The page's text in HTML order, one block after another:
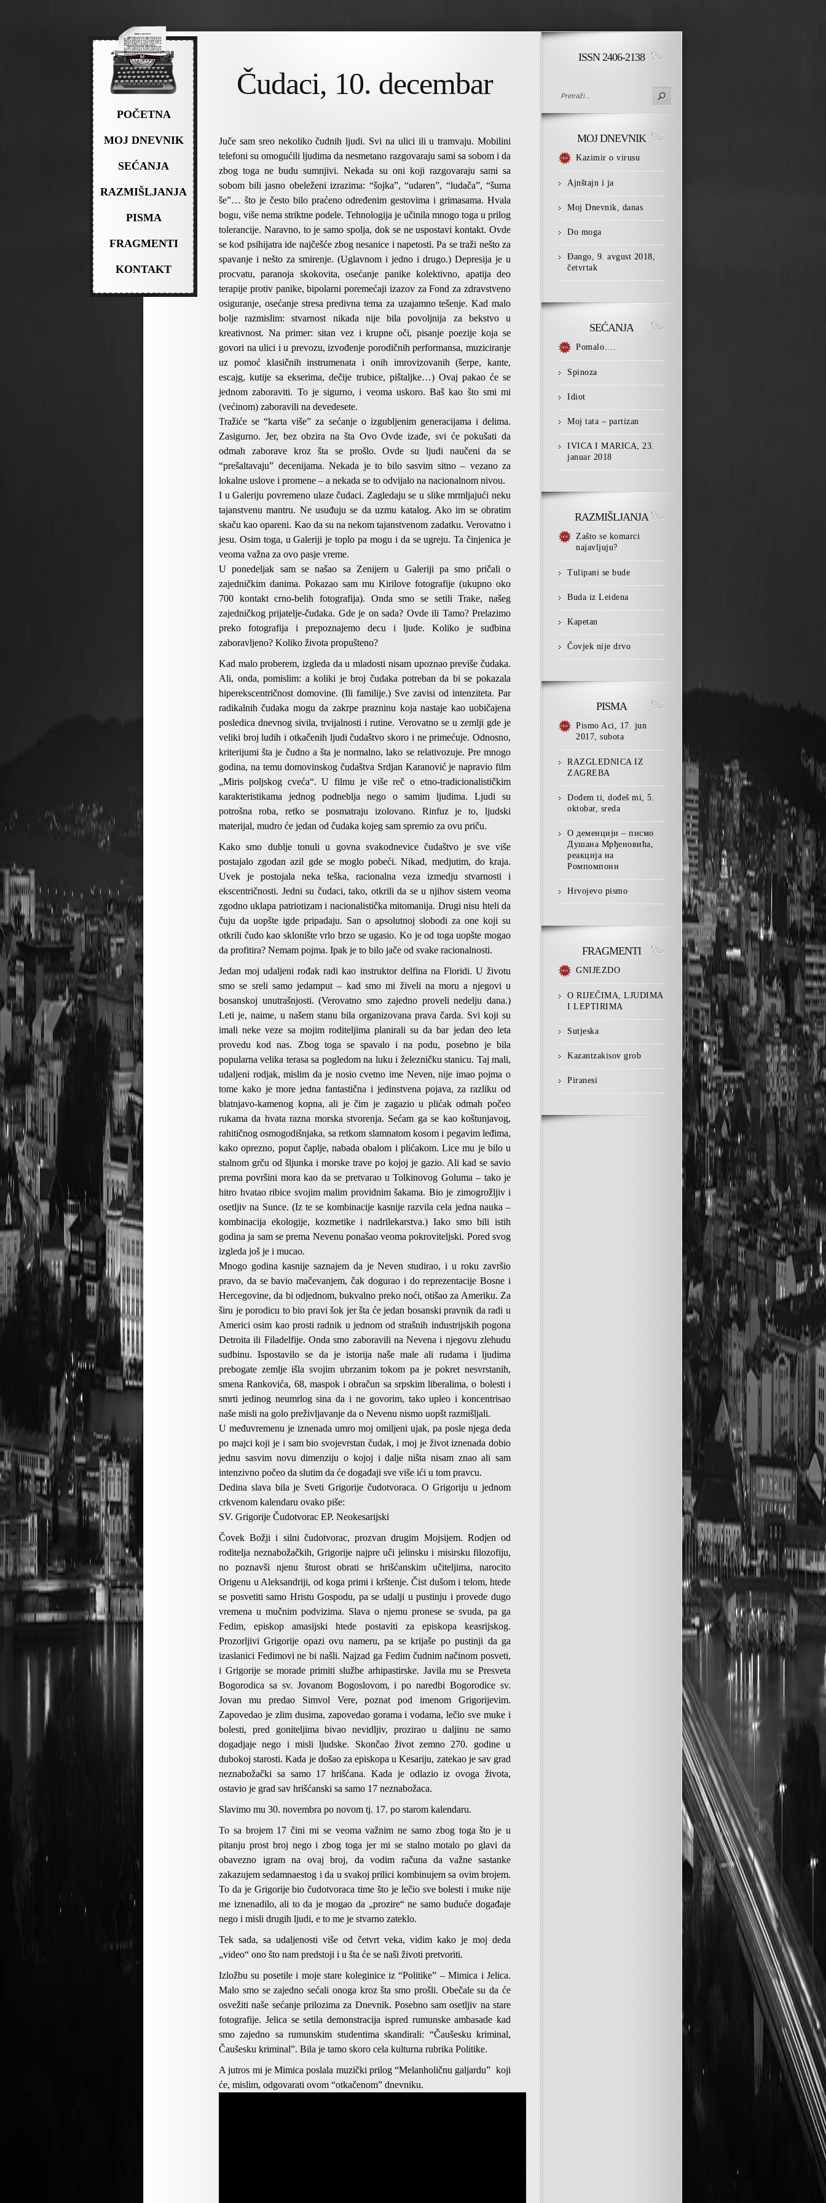
POČETNA
MOJ DNEVNIK
SEĆANJA
RAZMIŠLJANJA
PISMA
FRAGMENTI
KONTAKT
Čudaci, 10. decembar
Juče sam sreo nekoliko čudnih ljudi. Svi na ulici ili u tramvaju. Mobilini
telefoni su omogućili ljudima da nesmetano razgovaraju sami sa sobom i da
zbog toga ne budu sumnjivi. Nekada su oni koji razgovaraju sami sa
sobom bili jasno obeleženi izrazima: “šojka”, “udaren”, “ludača”, “šuma
še”… što je često bilo praćeno određenim gestovima i grimasama. Hvala
bogu, više nema striktne podele. Tehnologija je učinila mnogo toga u prilog
tolerancije. Naravno, to je samo spolja, dok se ne uspostavi kontakt. Ovde
se kod psihijatra ide najčešće zbog nesanice i napetosti. Pa se traži nešto za
spavanje i nešto za smirenje. (Uglavnom i jedno i drugo.) Depresija je u
procvatu, paranoja skokovita, osećanje panike kolektivno, apatija deo
terapije protiv panike, bipolarni poremećaji izazov za Fond za zdravstveno
osiguranje, osećanje stresa predivna tema za uzajamno tešenje. Kad malo
bolje razmislim: stvarnost nikada nije bila povoljnija za bekstvo u
kreativnost. Na primer: sitan vez i krupne oči, pisanje poezije koja se
govori na ulici i u prevozu, izvođenje porodičnih performansa, muziciranje
uz pomoć klasičnih instrumenata i onih imrovizovanih (šerpe, kante,
escajg, kutije sa ekserima, dečije trubice, pištaljke…) Ovaj pakao će se
jednom zaboraviti. To je sigurno, i veoma uskoro. Baš kao što smi mi
(većinom) zaboravili na devedesete.
Tražiće se “karta više” za sećanje o izgubljenim generacijama i delima.
Zasigurno. Jer, bez obzira na šta Ovo Ovde izađe, svi će pokušati da
odmah zaborave kroz šta se prošlo. Ovde su ljudi naučeni da se
“prešaltavaju” decenijama. Nekada je to bilo sasvim sitno – vezano za
lokalne uslove i promene – a nekada se to odvijalo na nacionalnom nivou.
I u Galeriju povremeno ulaze čudaci. Zagledaju se u slike mrmljajući neku
tajanstvenu mantru. Ne usuđuju se da uzmu katalog. Ako im se obratim
skaču kao opareni. Kao da su na nekom tajanstvenom zadatku. Verovatno i
jesu. Osim toga, u Galeriji je toplo pa mogu i da se ugreju. Ta činjenica je
veoma važna za ovo pasje vreme.
U ponedeljak sam se našao sa Zenijem u Galeriji pa smo pričali o
zajedničkim danima. Pokazao sam mu Kirilove fotografije (ukupno oko
700 kontakt crno-belih fotografija). Onda smo se setili Trake, našeg
zajedničkog prijatelje-čudaka. Gde je on sada? Ovde ili Tamo? Prelazimo
preko fotografija i prepoznajemo decu i ljude. Koliko je sudbina
zaboravljeno? Koliko života propušteno?
Kad malo proberem, izgleda da u mladosti nisam upoznao previše čudaka.
Ali, onda, pomislim: a koliki je broj čudaka potreban da bi se pokazala
hiperekscentričnost domovine. (Ili familije.) Sve zavisi od intenziteta. Par
radikalnih čudaka mogu da zakrpe prazninu koja nastaje kao uobičajena
posledica dnevnog sivila, trvijalnosti i rutine. Verovatno se u zemlji gde je
veliki broj ludih i otkačenih ljudi čudaštvo skoro i ne primećuje. Odnosno,
kriterijumi šta je čudno a šta je normalno, lako se relativozuje. Pre mnogo
godina, na temu domovinskog čudaštva Srdjan Karanović je napravio film
„Miris poljskog cveća“. U filmu je više reč o etno-tradicionalističkim
karakteristikama jednog podneblja nego o samim ljudima. Ljudi su
potrošna roba, retko se posmatraju izolovano. Rinfuz je to, ljudski
materijal, mudro će jedan od čudaka kojeg sam spremio za ovu priču.
Kako smo dublje tonuli u govna svakodnevice čudaštvo je sve više
postajalo zgodan azil gde se moglo pobeći. Nikad, medjutim, do kraja.
Uvek je postojala neka teška, racionalna veza izmedju stvarnosti i
ekscentričnosti. Jedni su čudaci, tako, otkrili da se u njihov sistem veoma
zgodno uklapa patriotizam i nacionalistička mitomanija. Drugi nisu hteli da
čuju da uopšte igde pripadaju. San o apsolutnoj slobodi za one koji su
otkrili čudo kao sklonište vrlo brzo se ugasio. Ko je od toga uopšte mogao
da profitira? Nemam pojma. Ipak je to bilo jače od svake racionalnosti.
Jedan moj udaljeni rođak radi kao instruktor delfina na Floridi. U životu
smo se sreli samo jedamput – kad smo mi živeli na moru a njegovi u
bosanskoj unutrašnjosti. (Verovatno smo zajedno proveli nedelju dana.)
Leti je, naime, u našem stanu bila organizovana prava čarda. Svi koji su
imali neke veze sa mojim roditeljima planirali su da bar jedan deo leta
provedu kod nas. Zbog toga se spavalo i na podu, posebno je bila
popularna velika terasa sa pogledom na luku i železničku stanicu. Taj mali,
udaljeni rodjak, mislim da je nosio cvetno ime Neven, nije imao pojma o
tome kako je more jedna fantastična i jedinstvena pojava, za razliku od
blatnjavo-kamenog kopna, ali je čim je zagazio u plićak odmah počeo
rukama da hvata razna morska stvorenja. Sećam ga se kao koštunjavog,
rahitičnog osmogodišnjaka, sa retkom slamnatom kosom i pegavim leđima,
kako oprezno, poput čaplje, nabada obalom i plićakom. Lice mu je bilo u
stalnom grču od šljunka i morske trave po kojoj je gazio. Ali kad se savio
prema površini mora kao da se pretvarao u Tolkinovog Goluma – tako je
hitro hvatao ribice svojim malim providnim šakama. Bio je zimogrožljiv i
osetljiv na Sunce. (Iz te se kombinacije kasnije razvila cela jedna nauka –
kombinacija ekologije, kozmetike i nadrilekarstva.) Iako smo bili istih
godina ja sam se prema Nevenu ponašao veoma pokroviteljski. Pored svog
izgleda još je i mucao.
Mnogo godina kasnije saznajem da je Neven studirao, i u roku završio
pravo, da se bavio mačevanjem, čak dogurao i do reprezentacije Bosne i
Hercegovine, da bi odjednom, bukvalno preko noći, otišao za Ameriku. Za
širu je porodicu to bio pravi šok jer šta će jedan bosanski pravnik da radi u
Americi osim kao prosti radnik u jednom od strašnih industrijskih pogona
Detroita ili Filadelfije. Onda smo zaboravili na Nevena i njegovu zlehudu
sudbinu. Ispostavilo se da je istorija naše male ali rudama i ljudima
prebogate zemlje išla svojim ubrzanim tokom pa je pokret nesvrstanih,
smena Rankovića, 68, maspok i obračun sa srpskim liberalima, o bolesti i
smrti jedinog neumrlog sina da i ne govorim, tako upleo i koncentrisao
naše misli na golo preživljavanje da o Nevenu nismo uopšt razmišljali.
U međuvremenu je iznenada umro moj omiljeni ujak, pa posle njega deda
po majci koji je i sam bio svojevrstan čudak, i moj je život iznenada dobio
jednu sasvim novu dimenziju o kojoj i dalje ništa nisam znao ali sam
intenzivno počeo da slutim da će događaji sve više ići u tom pravcu.
Dedina slava bila je Sveti Grigorije čudotvoraca. O Grigoriju u jednom
crkvenom kalendaru ovako piše:
SV. Grigorije Čudotvorac EP. Neokesarijski
Čovek Božji i silni čudotvorac, prozvan drugim Mojsijem. Rodjen od
roditelja neznabožačkih, Grigorije najpre uči jelinsku i misirsku filozofiju,
no poznavši njenu šturost obrati se hrišćanskim učiteljima, narocito
Origenu u Aleksandriji, od koga primi i krštenje. Čist dušom i telom, htede
se posvetiti samo Hristu Gospodu, pa se udalji u pustinju i provede dugo
vremena u mučnim podvizima. Slava o njemu pronese se svuda, pa ga
Fedim, episkop amasijski htede postaviti za episkopa keasrijskog.
Prozorljivi Grigorije opazi ovu nameru, pa se krijaše po pustinji da ga
izaslanici Fedimovi ne bi našli. Najzad ga Fedim čudnim načinom posveti,
i Grigorije se morade primiti službe arhipastirske. Javila mu se Presveta
Bogorodica sa sv. Jovanom Bogoslovom, i po naredbi Bogorodice sv.
Jovan mu predao Simvol Vere, poznat pod imenom Grigorijevim.
Zapovedao je zlim dusima, zapovedao gorama i vodama, lečio sve muke i
bolesti, pred goniteljima bivao nevidljiv, prozirao u daljinu ne samo
dogadjaje nego i misli ljudske. Skončao život zemno 270. godine u
dubokoj starosti. Kada je došao za episkopa u Kesariju, zatekao je sav grad
neznabožački sa samo 17 hrišćana. Kada je odlazio iz ovoga života,
ostavio je grad sav hrišćanski sa samo 17 neznabožaca.
Slavimo mu 30. novembra po novom tj. 17. po starom kalendaru.
To sa brojem 17 čini mi se veoma važnim ne samo zbog toga što je u
pitanju prost broj nego i zbog toga jer mi se stalno motalo po glavi da
obavezno igram na ovaj broj, da vodim računa da važne sastanke
zakazujem sedamnaestog i da u svakoj prilici kombinujem sa ovim brojem.
To da je Grigorije bio čudotvoraca time što je lečio sve bolesti i muke nije
me iznenadilo, ali to da je mogao da „prozire“ ne samo buduće događaje
nego i misli drugih ljudi, e to me je stvarno zateklo.
Tek sada, sa udaljenosti više od četvrt veka, vidim kako je moj deda
„video“ ono što nam predstoji i u šta će se naši životi pretvoriti.
Izložbu su posetile i moje stare koleginice iz “Politike” – Mimica i Jelica.
Malo smo se zajedno sećali onoga kroz šta smo prošli. Obečale su da će
osvežiti naše sećanje prilozima za Dnevnik. Posebno sam osetljiv na stare
fotografije. Jelica se setila demonstracija ispred rumunske ambasade kad
smo zajedno sa rumunskim studentima skandirali: “Čaušesku kriminal,
Čaušesku kriminal”. Bila je tamo skoro cela kulturna rubrika Politike.
A jutros mi je Mimica poslala muzički prilog “Melanholičnu galjardu” koji
će, mislim, odgovarati ovom “otkačenom” dnevniku.
ISSN 2406-2138
MOJ DNEVNIK
Kazimir o virusu
Ajnštajn i ja
Moj Dnevnik, danas
Do moga
Đango, 9. avgust 2018,
četvrtak
SEĆANJA
Pomalo….
Spinoza
Idiot
Moj tata – partizan
IVICA I MARICA, 23.
januar 2018
RAZMIŠLJANJA
Zašto se komarci
najavljuju?
Tulipani se bude
Buda iz Leidena
Kapetan
Čovjek nije drvo
PISMA
Pismo Aci, 17. jun
2017, subota
RAZGLEDNICA IZ
ZAGREBA
Dođem ti, dođeš mi, 5.
oktobar, sreda
О деменцији – писмо
Душана Мрђеновића,
реакција на
Ромпомпони
Hrvojevo pismo
FRAGMENTI
GNIJEZDO
O RIJEČIMA, LJUDIMA
I LEPTIRIMA
Sutjeska
Kazantzakisov grob
Piranesi